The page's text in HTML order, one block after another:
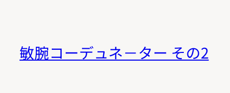
敏腕コーデュネ－ター その2